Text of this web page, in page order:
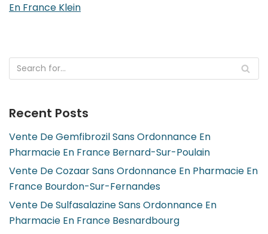
En France Klein
Recent Posts
Vente De Gemfibrozil Sans Ordonnance En
Pharmacie En France Bernard-Sur-Poulain
Vente De Cozaar Sans Ordonnance En Pharmacie En
France Bourdon-Sur-Fernandes
Vente De Sulfasalazine Sans Ordonnance En
Pharmacie En France Besnardbourg